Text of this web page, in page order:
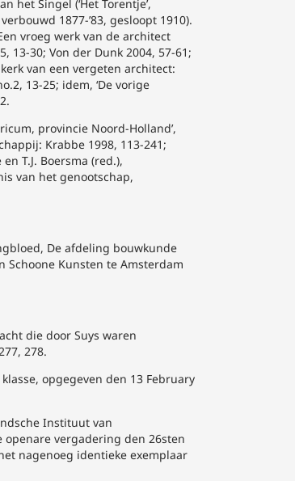
het Singel (‘Het Torentje’,
1877-’83, gesloopt 1910).
vroeg werk van de architect
13-30; Von der Dunk 2004, 57-61;
kerk van een vergeten architect:
13-25; idem, ‘De vorige
provincie Noord-Holland’,
Krabbe 1998, 113-241;
T.J. Boersma (red.),
van het genootschap,
De afdeling bouwkunde
Schoone Kunsten te Amsterdam
die door Suys waren
278.
opgegeven den 13 February
Instituut van
openare vergadering den 26sten
nagenoeg identieke exemplaar